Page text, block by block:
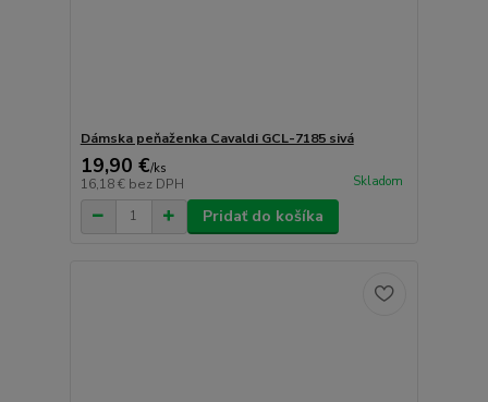
Dámska peňaženka Cavaldi GCL-7185 sivá
19,90 €/ks
16,18 € bez DPH Skladom
Pridať do košíka